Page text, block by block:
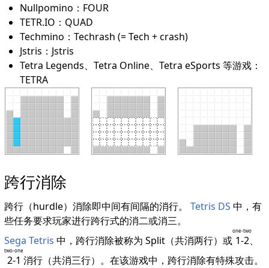
Nullpomino：FOUR
TETR.IO：QUAD
Techmino：Techrash (= Tech + crash)
Jstris：Jstris
Tetra Legends、Tetra Online、Tetra eSports 等游戏：
TETRA
跨行消除
跨行（hurdle）消除即中间有间隔的消行。Tetris DS 中，有
些任务要求玩家进行跨行式的消二或消三。
Sega Tetris 中，跨行消除被称为 Split（共消两行）或 1-2
one-two
、
2-1
two-one
消行（共消三行）。在该游戏中，跨行消除有特殊攻击。